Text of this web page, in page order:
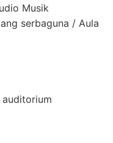
Musik
serbaguna / Aula